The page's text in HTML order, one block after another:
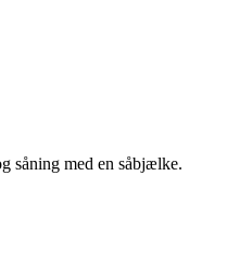
såning med en såbjælke.